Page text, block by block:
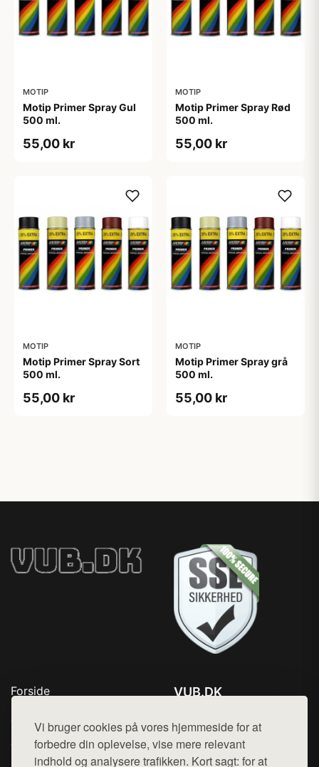
Vi bruger cookies på vores hjemmeside for at
forbedre din oplevelse, vise mere relevant
indhold og analysere trafikken. Kort sagt: for at
MOTIP
Motip Primer Spray Gul
500 ml.
55,00 kr
MOTIP
Motip Primer Spray Rød
500 ml.
55,00 kr
MOTIP
Motip Primer Spray Sort
500 ml.
55,00 kr
MOTIP
Motip Primer Spray grå
500 ml.
55,00 kr
Forside
Top Rabatter
Jotun maling
Kontakt
VUB.DK
Mail: hej@want.dk